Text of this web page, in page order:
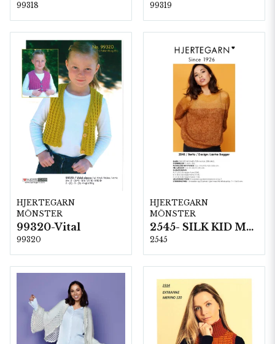
99318 99319
HJERTEGARN
MÖNSTER
99320-Vital
99320
HJERTEGARN
MÖNSTER
2545- SILK KID MOHAIR
2545